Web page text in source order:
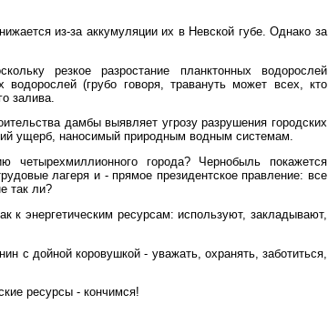
из-за аккумуляции их в Невской губе. Однако за
резкое разростание планктонных водорослей
(грубо говоря, травануть может всех, кто
залива.
дамбы выявляет угрозу разрушения городских
ущерб, наносимый природным водным системам.
четырехмиллионного города? Чернобыль покажется
лагеря и - прямое президентское правление: все
так ли?
энергетическим ресурсам: используют, закладывают,
с дойной коровушкой - уважать, охранять, заботиться,
ресурсы - кончимся!